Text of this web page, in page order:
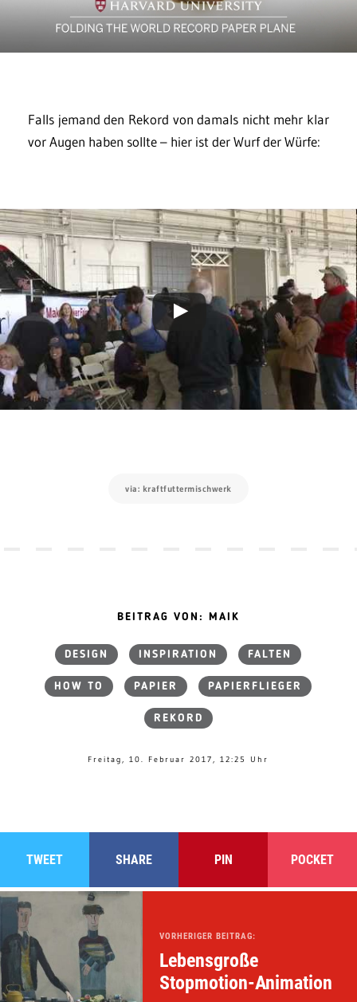
Falls jemand den Rekord von damals nicht mehr klar
vor Augen haben sollte – hier ist der Wurf der Würfe:
via: kraftfuttermischwerk
BEITRAG VON: MAIK
DESIGN INSPIRATION FALTEN
HOW TO PAPIER PAPIERFLIEGER
REKORD
Freitag, 10. Februar 2017, 12:25 Uhr
TWEET SHARE PIN POCKET
VORHERIGER BEITRAG:
Lebensgroße
Stopmotion-Animation